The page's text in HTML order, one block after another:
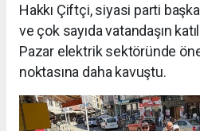
Hakkı Çiftçi, siyasi parti
ve çok sayıda vatandaşın
Pazar elektrik sektöründe
noktasına daha kavuştu.